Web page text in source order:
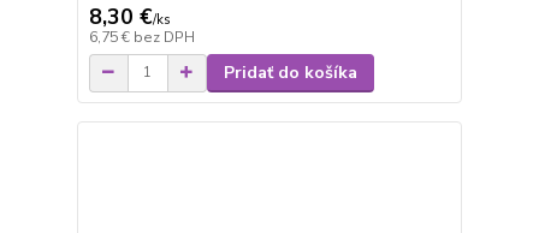
8,30 €/ks
6,75 € bez DPH
Pridať do košíka